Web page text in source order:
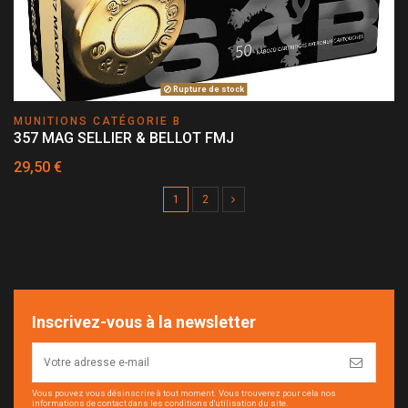
Rupture de stock
MUNITIONS CATÉGORIE B
357 MAG SELLIER & BELLOT FMJ
29,50 €
1 2
Inscrivez-vous à la newsletter
Vous pouvez vous désinscrire à tout moment. Vous trouverez pour cela nos
informations de contact dans les conditions d'utilisation du site.